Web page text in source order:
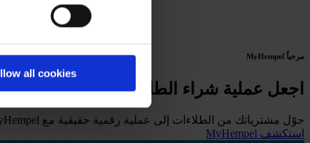
all cookies
مرحباً MyHempel
اجعل عملية شراء الطلاء أسهل من أي
حوّل مشترياتك من الطلاءات إلى عملية رقمية حقيقية مع MyHempel. كل ما تحتاجه لاختيار الطلاءات وطلبها والوصول إلى المعلومات الأساسية عن الطلاءات الخاصة بك - كل ذلك في منصة واحدة.
استكشف MyHempel